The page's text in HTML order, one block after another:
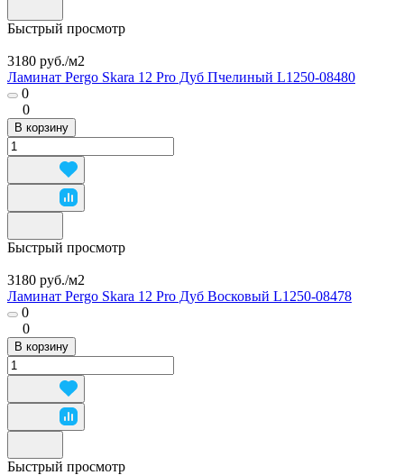
Быстрый просмотр
3180 руб./м2
Ламинат Pergo Skara 12 Pro Дуб Пчелиный L1250-08480
0
0
В корзину
Быстрый просмотр
3180 руб./м2
Ламинат Pergo Skara 12 Pro Дуб Восковый L1250-08478
0
0
В корзину
Быстрый просмотр